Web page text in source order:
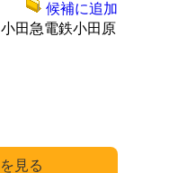
小田急電鉄小田原
候補に追加